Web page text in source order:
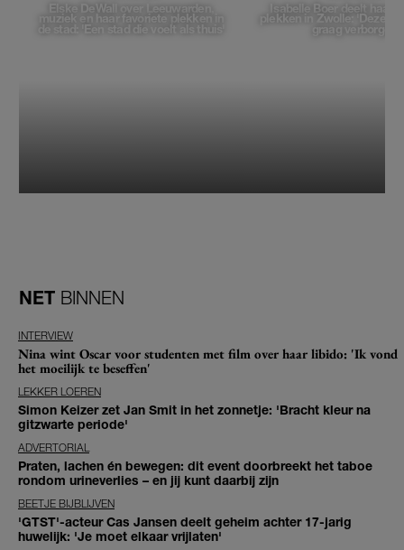
Elske DeWall over Leeuwarden,
muziek en haar favoriete plekken in
de stad: 'Een stad die voelt als thuis'
Isabelle Boer deelt haar
plekken in Zwolle: 'Deze
graag verborgen'
NET BINNEN
INTERVIEW
Nina wint Oscar voor studenten met film over haar libido: 'Ik vond
het moeilijk te beseffen'
LEKKER LOEREN
Simon Keizer zet Jan Smit in het zonnetje: 'Bracht kleur na
gitzwarte periode'
ADVERTORIAL
Praten, lachen én bewegen: dit event doorbreekt het taboe
rondom urineverlies – en jij kunt daarbij zijn
BEETJE BIJBLIJVEN
'GTST'-acteur Cas Jansen deelt geheim achter 17-jarig
huwelijk: 'Je moet elkaar vrijlaten'